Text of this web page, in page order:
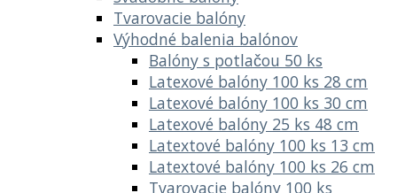
Tvarovacie balóny
Výhodné balenia balónov
Balóny s potlačou 50 ks
Latexové balóny 100 ks 28 cm
Latexové balóny 100 ks 30 cm
Latexové balóny 25 ks 48 cm
Latextové balóny 100 ks 13 cm
Latextové balóny 100 ks 26 cm
Tvarovacie balóny 100 ks